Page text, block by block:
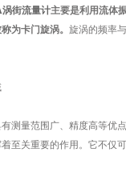
街流量计主要是利用流体
为卡门旋涡。 旋涡的频率
量范围广、精度高等优点
至关重要的作用。它不仅